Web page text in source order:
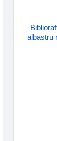
albastru